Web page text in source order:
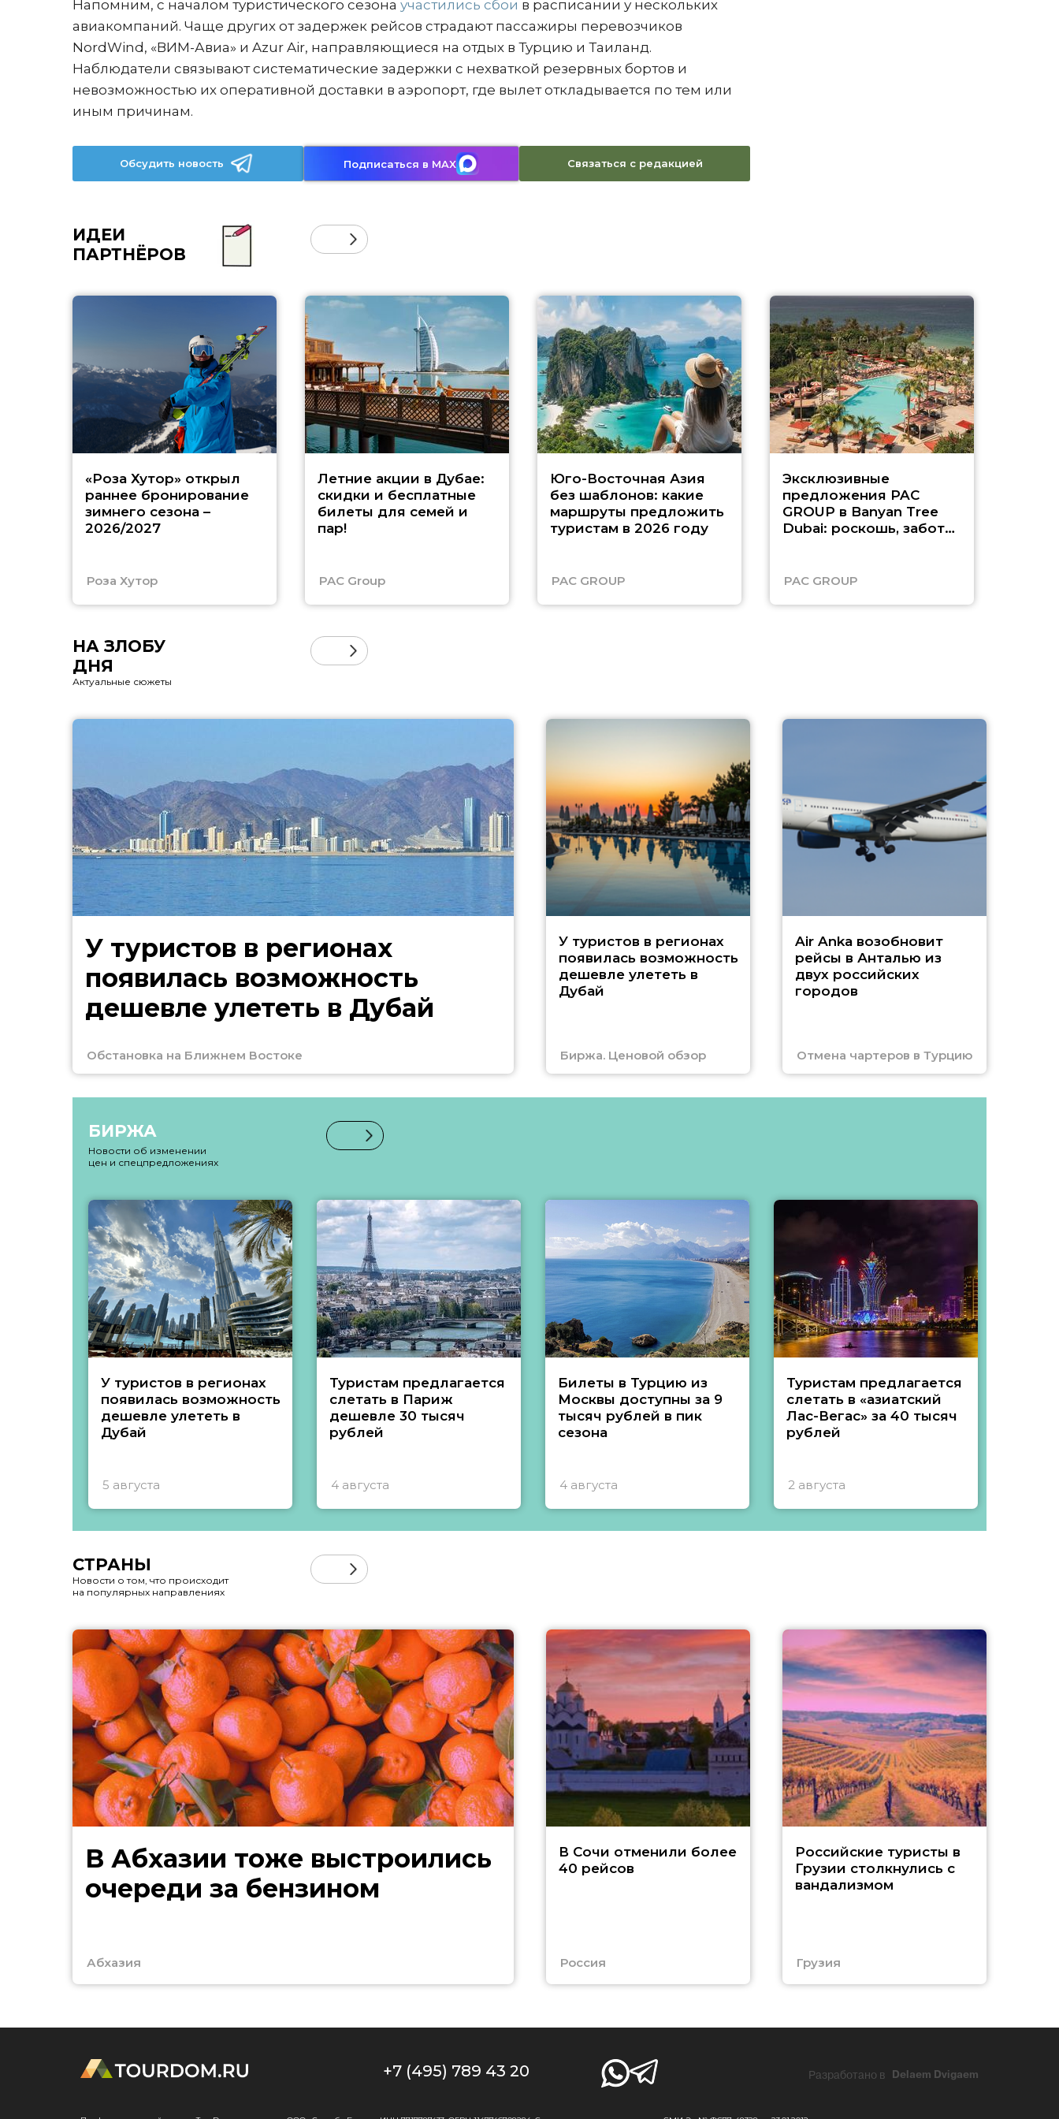
Напомним, с началом туристического сезона участились сбои в расписании у нескольких
авиакомпаний. Чаще других от задержек рейсов страдают пассажиры перевозчиков
NordWind, «ВИМ-Авиа» и Azur Air, направляющиеся на отдых в Турцию и Таиланд.
Наблюдатели связывают систематические задержки с нехваткой резервных бортов и
невозможностью их оперативной доставки в аэропорт, где вылет откладывается по тем или
иным причинам.
Обсудить новость Подписаться в MAX Связаться с редакцией
ИДЕИ
ПАРТНЁРОВ
«Роза Хутор» открыл
раннее бронирование
зимнего сезона –
2026/2027
Роза Хутор
Летние акции в Дубае:
скидки и бесплатные
билеты для семей и
пар!
PAC Group
Юго-Восточная Азия
без шаблонов: какие
маршруты предложить
туристам в 2026 году
PAC GROUP
Эксклюзивные
предложения PAC
GROUP в Banyan Tree
Dubai: роскошь, забота
PAC GROUP
НА ЗЛОБУ
ДНЯ
Актуальные сюжеты
У туристов в регионах
появилась возможность
дешевле улететь в Дубай
Обстановка на Ближнем Востоке
У туристов в регионах
появилась возможность
дешевле улететь в
Дубай
Биржа. Ценовой обзор
Air Anka возобновит
рейсы в Анталью из
двух российских
городов
Отмена чартеров в Турцию
БИРЖА
Новости об изменении
цен и спецпредложениях
У туристов в регионах
появилась возможность
дешевле улететь в
Дубай
5 августа
Туристам предлагается
слетать в Париж
дешевле 30 тысяч
рублей
4 августа
Билеты в Турцию из
Москвы доступны за 9
тысяч рублей в пик
сезона
4 августа
Туристам предлагается
слетать в «азиатский
Лас-Вегас» за 40 тысяч
рублей
2 августа
СТРАНЫ
Новости о том, что происходит
на популярных направлениях
В Абхазии тоже выстроились
очереди за бензином
Абхазия
В Сочи отменили более
40 рейсов
Россия
Российские туристы в
Грузии столкнулись с
вандализмом
Грузия
+7 (495) 789 43 20 Разработано в Delaem Dvigaem